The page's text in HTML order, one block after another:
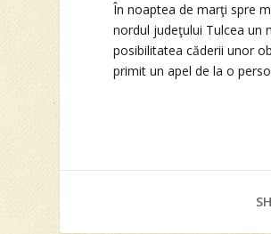
În noaptea de marţi spre
nordul judeţului Tulcea un
posibilitatea căderii unor
primit un apel de la o